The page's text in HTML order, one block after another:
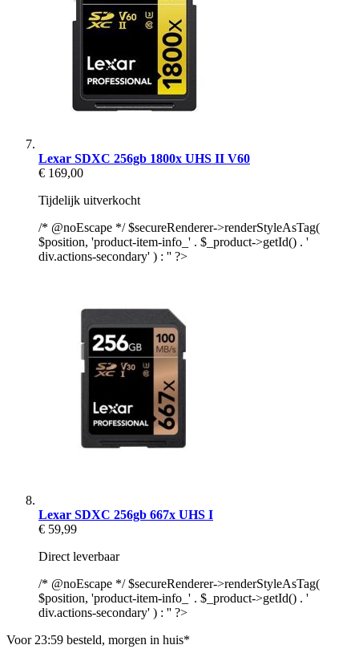
Lexar SDXC 256gb 1800x UHS II V60
€ 169,00
Tijdelijk uitverkocht
/* @noEscape */ $secureRenderer->renderStyleAsTag(
$position, 'product-item-info_' . $_product->getId() . '
div.actions-secondary' ) : '' ?>
Lexar SDXC 256gb 667x UHS I
€ 59,99
Direct leverbaar
/* @noEscape */ $secureRenderer->renderStyleAsTag(
$position, 'product-item-info_' . $_product->getId() . '
div.actions-secondary' ) : '' ?>
Voor 23:59 besteld, morgen in huis*